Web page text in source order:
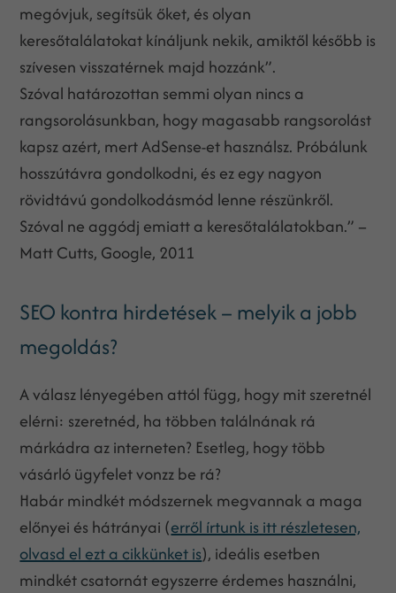
megóvjuk, segítsük őket, és olyan
keresőtalálatokat kínáljunk nekik, amiktől később is
szívesen visszatérnek majd hozzánk”.
Szóval határozottan semmi olyan nincs a
rangsorolásunkban, hogy magasabb rangsorolást
kapsz azért, mert AdSense-et használsz. Próbálunk
hosszútávra gondolkodni, és ez egy nagyon
rövidtávú gondolkodásmód lenne részünkről.
Szóval ne aggódj emiatt a keresőtalálatokban.” –
Matt Cutts, Google, 2011
SEO kontra hirdetések – melyik a jobb
megoldás?
A válasz lényegében attól függ, hogy mit szeretnél
elérni: szeretnéd, ha többen találnának rá
márkádra az interneten? Esetleg, hogy több
vásárló ügyfelet vonzz be rá?
Habár mindkét módszernek megvannak a maga
előnyei és hátrányai (erről írtunk is itt részletesen,
olvasd el ezt a cikkünket is), ideális esetben
mindkét csatornát egyszerre érdemes használni,